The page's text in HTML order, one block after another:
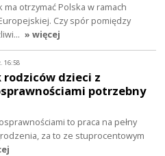
otrzymać Polska w ramach
Czy spór pomiędzy
» więcej
16:58
rodziców dzieci z
potrzebny
to praca na pełny
za to ze stuprocentowym